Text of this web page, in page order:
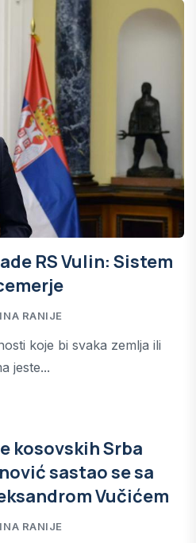
RS Vulin: Sistem
RANIJE
koje bi svaka zemlja ili
jeste...
kosovskih Srba
sastao se sa
Vučićem
RANIJE